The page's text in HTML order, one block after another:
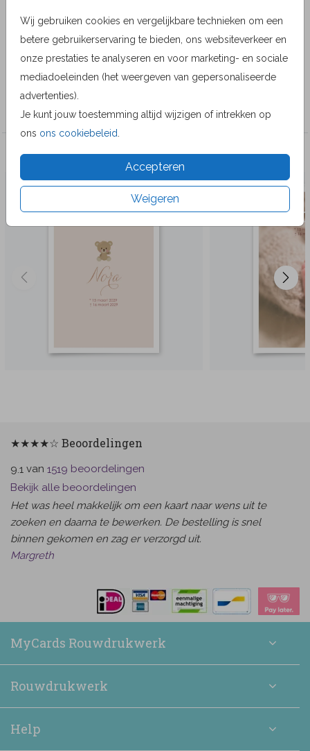
Wij gebruiken cookies en vergelijkbare technieken om een
betere gebruikerservaring te bieden, ons websiteverkeer en
onze prestaties te analyseren en voor marketing- en sociale
mediadoeleinden (het weergeven van gepersonaliseerde
advertenties).
Je kunt jouw toestemming altijd wijzigen of intrekken op
ons ons cookiebeleid
Accepteren
Weigeren
meisje. Aan de binnenzijde van de kaart kun je
eventueel een foto plaatsen. (555555)
Toon meer
JilleJille
Collectie
Veel gekozen producten
★★★★☆ Beoordelingen
9.1 van 1519 beoordelingen
Bekijk alle beoordelingen
Het was heel makkelijk om een kaart naar wens uit te
zoeken en daarna te bewerken. De bestelling is snel
binnen gekomen en zag er verzorgd uit.
Margreth
MyCards Rouwdrukwerk
Rouwdrukwerk
Help